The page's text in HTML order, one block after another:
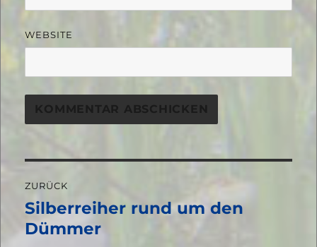
WEBSITE
ZURÜCK
Vorheriger
Beitrag:
Silberreiher rund um den
Dümmer